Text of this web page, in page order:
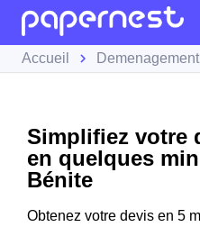
Accueil Demenagement